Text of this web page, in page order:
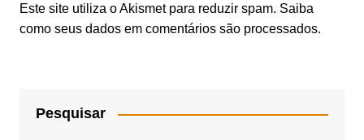
Este site utiliza o Akismet para reduzir spam. Saiba
como seus dados em comentários são processados.
Pesquisar